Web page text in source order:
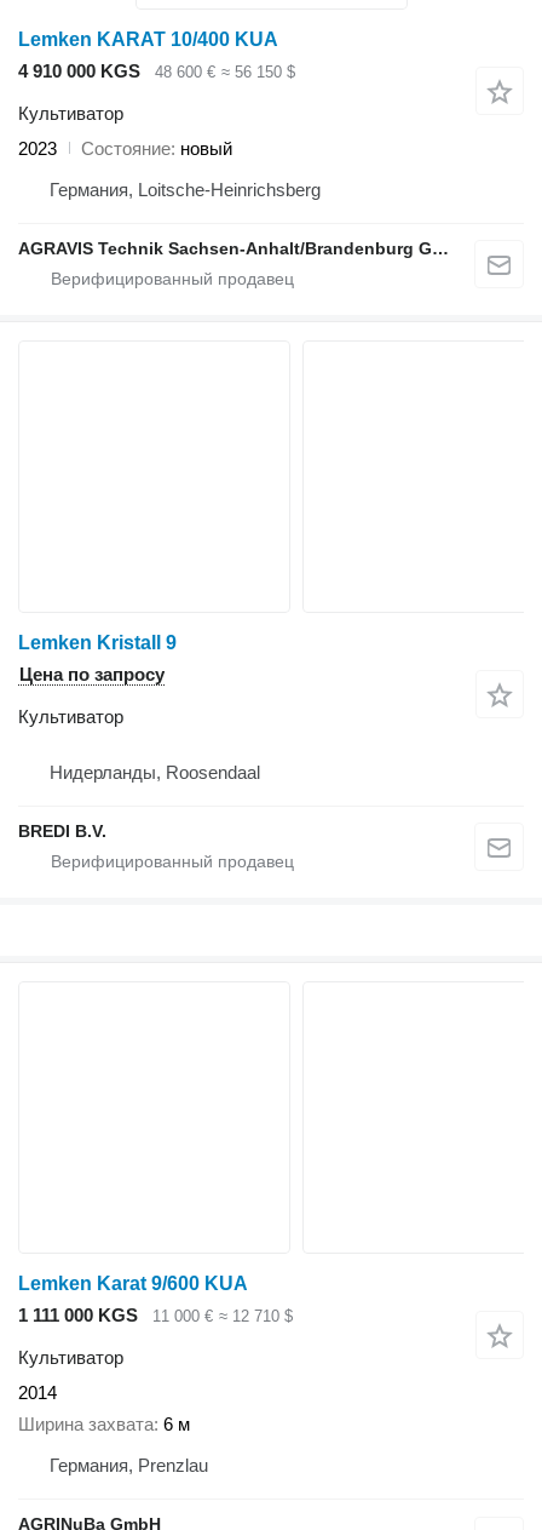
Lemken KARAT 10/400 KUA
4 910 000 KGS
48 600 € ≈ 56 150 $
Культиватор
2023
Состояние новый
Германия, Loitsche-Heinrichsberg
AGRAVIS Technik Sachsen-Anhalt/Brandenburg GmbH
Lemken Kristall 9
Цена по запросу
Культиватор
Нидерланды, Roosendaal
BREDI B.V.
Lemken Karat 9/600 KUA
1 111 000 KGS
11 000 € ≈ 12 710 $
Культиватор
2014
Ширина захвата 6 м
Германия, Prenzlau
AGRINuBa GmbH